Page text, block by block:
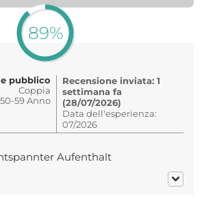
89%
pubblico
Coppia
50-59 Anno
Recensione inviata: 1
settimana fa
(28/07/2026)
Data dell'esperienza:
07/2026
Aufenthalt